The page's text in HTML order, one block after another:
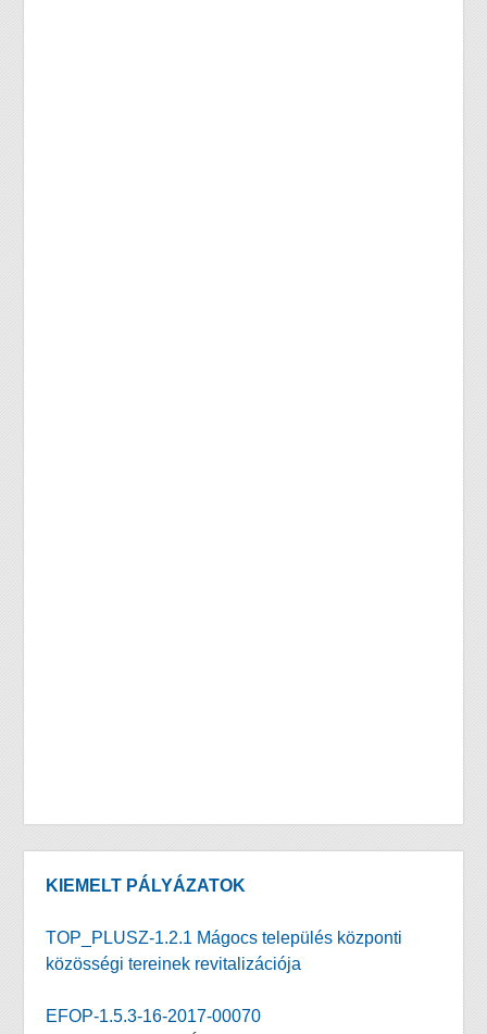
KIEMELT PÁLYÁZATOK
TOP_PLUSZ-1.2.1 Mágocs település központi
közösségi tereinek revitalizációja
EFOP-1.5.3-16-2017-00070